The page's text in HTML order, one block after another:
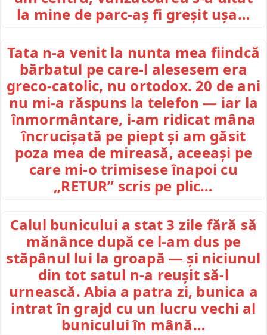
la mine de parc-aș fi greșit ușa…
Tata n-a venit la nunta mea fiindcă
bărbatul pe care-l alesesem era
greco-catolic, nu ortodox. 20 de ani
nu mi-a răspuns la telefon — iar la
înmormântare, i-am ridicat mâna
încrucișată pe piept și am găsit
poza mea de mireasă, aceeași pe
care mi-o trimisese înapoi cu
„RETUR” scris pe plic…
Calul bunicului a stat 3 zile fără să
mănânce după ce l-am dus pe
stăpânul lui la groapă — și niciunul
din tot satul n-a reușit să-l
urnească. Abia a patra zi, bunica a
intrat în grajd cu un lucru vechi al
bunicului în mână…